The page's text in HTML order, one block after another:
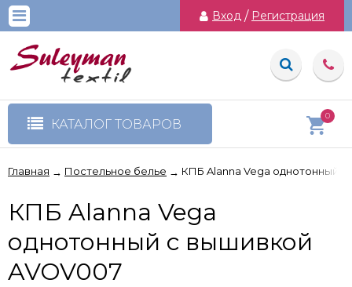
Вход / Регистрация
КАТАЛОГ ТОВАРОВ
0
Главная → Постельное белье → КПБ Alanna Vega однотонный
КПБ Alanna Vega
однотонный с вышивкой
AVOV007